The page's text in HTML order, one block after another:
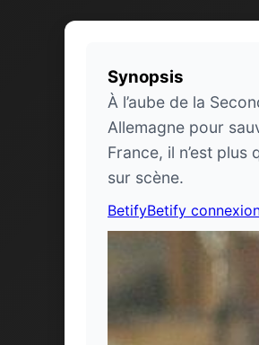
Synopsis
À l’aube de la
Allemagne pour
France, il n’est
sur scène.
BetifyBetify